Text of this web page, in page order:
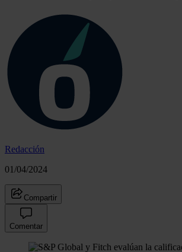
Redacción
01/04/2024
Compartir
Comentar